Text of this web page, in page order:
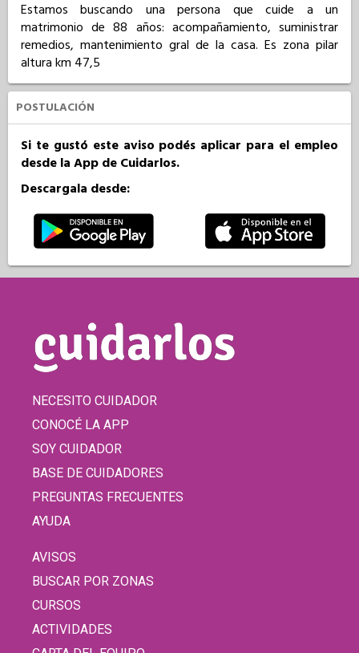
Estamos buscando una persona que cuide a un
matrimonio de 88 años: acompañamiento, suministrar
remedios, mantenimiento gral de la casa. Es zona pilar
altura km 47,5
POSTULACIÓN
Si te gustó este aviso podés aplicar para el empleo
desde la App de Cuidarlos.
Descargala desde:
NECESITO CUIDADOR
CONOCÉ LA APP
SOY CUIDADOR
BASE DE CUIDADORES
PREGUNTAS FRECUENTES
AYUDA
AVISOS
BUSCAR POR ZONAS
CURSOS
ACTIVIDADES